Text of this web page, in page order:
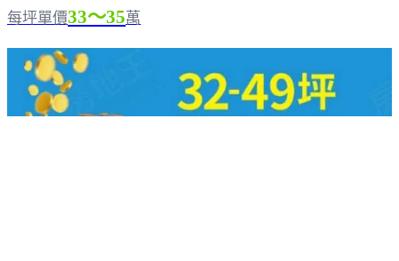
每坪單價33～35萬